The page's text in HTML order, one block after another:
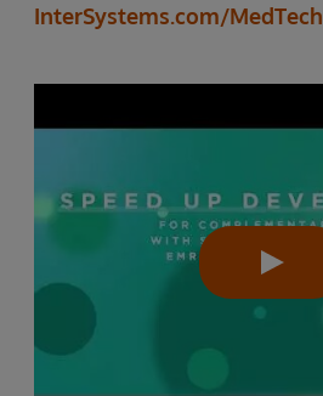
InterSystems.com/MedTech